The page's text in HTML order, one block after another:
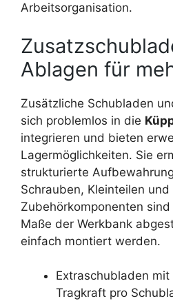
Arbeitsorganisation.
Ablagen für
Zusätzliche Schubladen
sich problemlos in die
integrieren und bieten
Lagermöglichkeiten. Sie
strukturierte
Schrauben, Kleinteilen
Zubehörkomponenten
Maße der Werkbank
einfach montiert werden.
Extraschubladen
Tragkraft pro